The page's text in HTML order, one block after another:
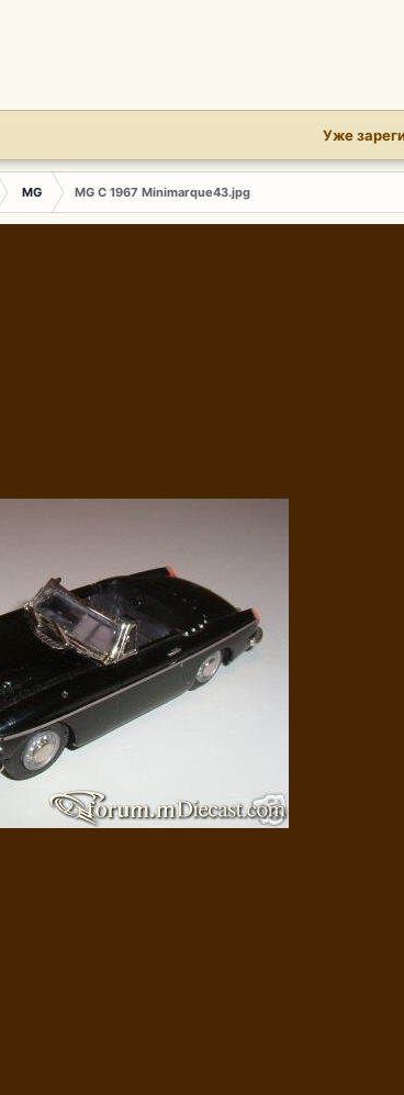
Уже
MG MG C 1967 Minimarque43.jpg